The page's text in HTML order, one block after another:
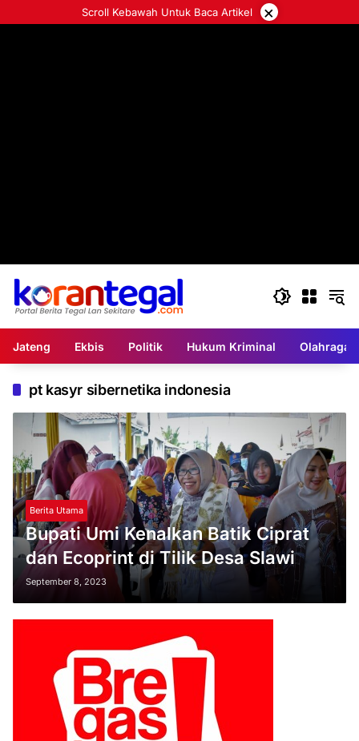
ke
Scroll Kebawah Untuk Baca Artikel ×
Jateng Ekbis Politik Hukum Kriminal Olahraga
pt kasyr sibernetika indonesia
Berita Utama
Bupati Umi Kenalkan Batik Ciprat
dan Ecoprint di Tilik Desa Slawi
September 8, 2023